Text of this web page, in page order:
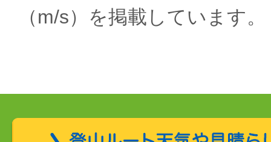
（m/s）を掲載しています。